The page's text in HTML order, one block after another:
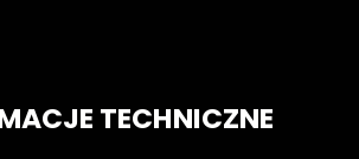
TECHNICZNE